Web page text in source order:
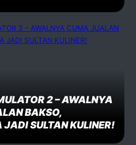
2 – AWALNYA
BAKSO,
SULTAN KULINER!